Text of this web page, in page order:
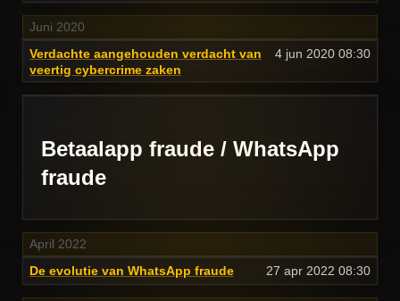
Juni 2020
Verdachte aangehouden verdacht van
veertig cybercrime zaken
4 jun 2020 08:30
Betaalapp fraude / WhatsApp
fraude
April 2022
De evolutie van WhatsApp fraude
27 apr 2022 08:30